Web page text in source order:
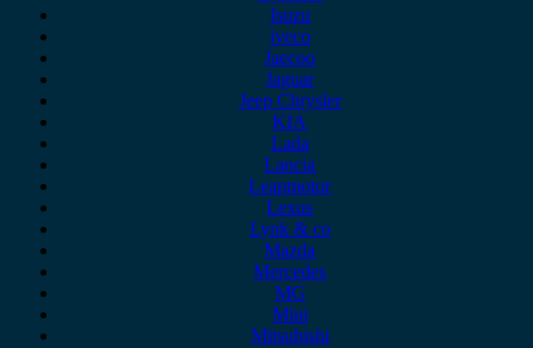
Isuzu
iveco
Jaecoo
Jaguar
Jeep Chrysler
KIA
Lada
Lancia
Leapmotor
Lexus
Lynk & co
Mazda
Mercedes
MG
Mini
Mitsubishi